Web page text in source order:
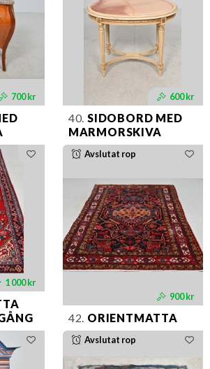
700 kr 600 kr
40. SIDOBORD MED
MARMORSKIVA
1 000 kr
Avslutat rop
900 kr
42. ORIENTMATTA
Avslutat rop